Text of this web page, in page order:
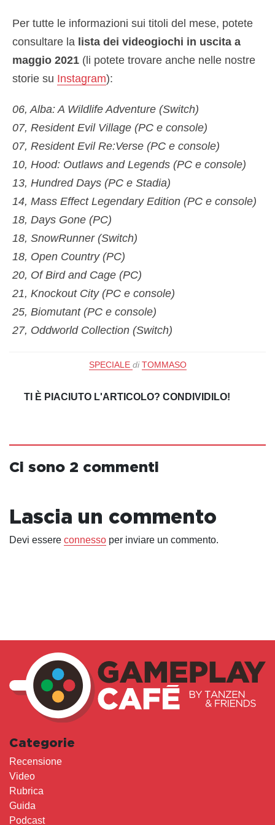
Per tutte le informazioni sui titoli del mese, potete
consultare la lista dei videogiochi in uscita a
maggio 2021 (li potete trovare anche nelle nostre
storie su Instagram):
06, Alba: A Wildlife Adventure (Switch)
07, Resident Evil Village (PC e console)
07, Resident Evil Re:Verse (PC e console)
10, Hood: Outlaws and Legends (PC e console)
13, Hundred Days (PC e Stadia)
14, Mass Effect Legendary Edition (PC e console)
18, Days Gone (PC)
18, SnowRunner (Switch)
18, Open Country (PC)
20, Of Bird and Cage (PC)
21, Knockout City (PC e console)
25, Biomutant (PC e console)
27, Oddworld Collection (Switch)
SPECIALE di TOMMASO
TI È PIACIUTO L'ARTICOLO? CONDIVIDILO!
Ci sono 2 commenti
Lascia un commento
Devi essere connesso per inviare un commento.
Categorie
Recensione
Video
Rubrica
Guida
Podcast